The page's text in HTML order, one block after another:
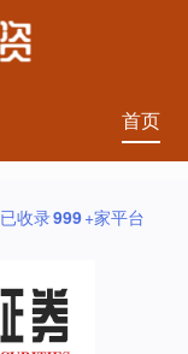
首页
已收录999+家平台